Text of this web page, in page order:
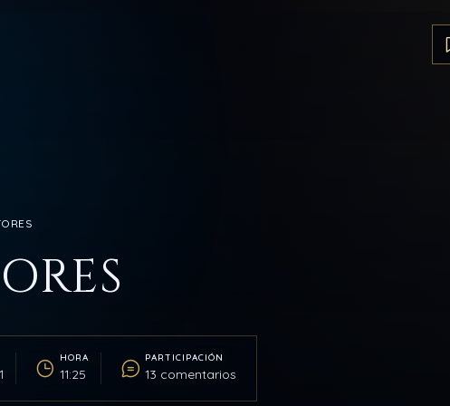
HORA
11:25
PARTICIPACIÓN
13 comentarios